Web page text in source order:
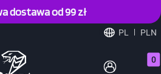
dostawa od 99 zł
PL PLN